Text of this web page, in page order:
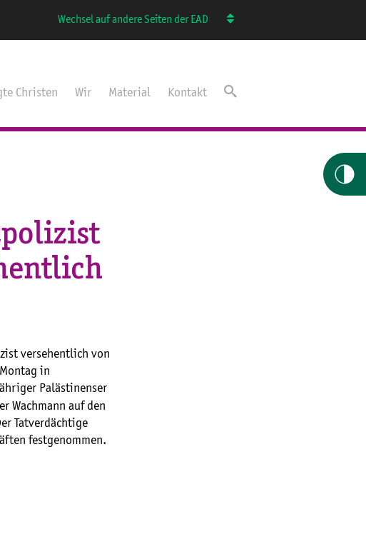
Wechsel auf andere Seiten der EAD
Christen Wir Material Kontakt
versehentlich von
in
Palästinenser
Wachmann auf den
Tatverdächtige
festgenommen.